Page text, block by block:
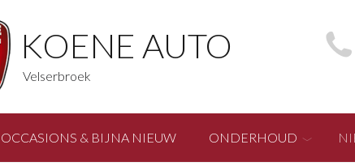
KOENE AUTO
Velserbroek
OCCASIONS & BIJNA NIEUW ONDERHOUD